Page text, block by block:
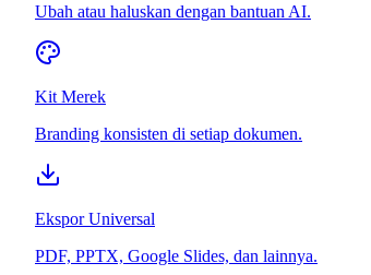
Ubah atau haluskan dengan bantuan AI.
Kit Merek
Branding konsisten di setiap dokumen.
Ekspor Universal
PDF, PPTX, Google Slides, dan lainnya.